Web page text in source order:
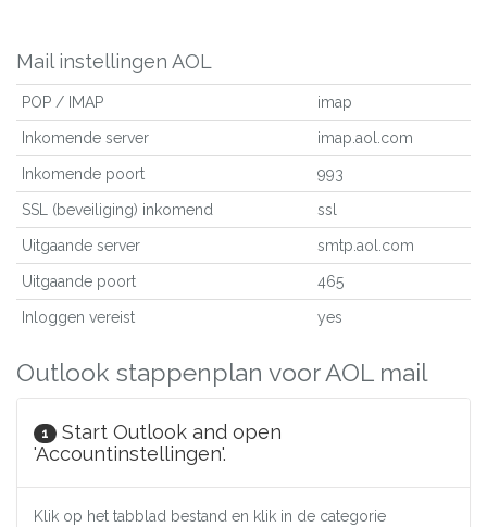
Mail instellingen AOL
POP / IMAP imap
Inkomende server imap.aol.com
Inkomende poort 993
SSL (beveiliging) inkomend ssl
Uitgaande server smtp.aol.com
Uitgaande poort 465
Inloggen vereist yes
Outlook stappenplan voor AOL mail
1
Start Outlook and open
'Accountinstellingen'.
Klik op het tabblad bestand en klik in de categorie